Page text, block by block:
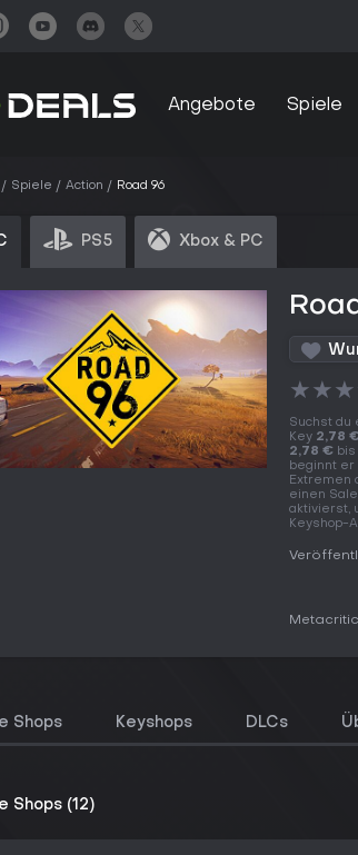
Angebote Spiele
Spiele Action Road 96 ️
PS5 Xbox & PC
★★★
Suchst du
Key 2,78 €
2,78 € bis
beginnt er
Extremen
einen
aktivierst,
Keyshop-
Shops Keyshops DLCs
Shops (12)